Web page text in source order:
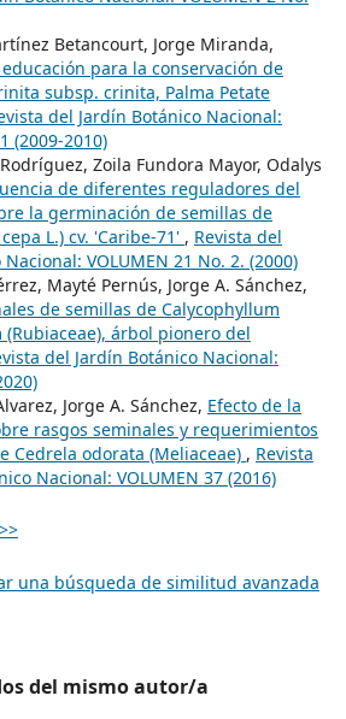
Betancourt, Jorge Miranda,
para la conservación de
subsp. crinita, Palma Petate
del Jardín Botánico Nacional:
(2009-2010)
Zoila Fundora Mayor, Odalys
de diferentes reguladores del
la germinación de semillas de
L.) cv. 'Caribe-71' , Revista del
VOLUMEN 21 No. 2. (2000)
Mayté Pernús, Jorge A. Sánchez,
de semillas de Calycophyllum
árbol pionero del
del Jardín Botánico Nacional:
Jorge A. Sánchez, Efecto de la
rasgos seminales y requerimientos
Cedrela odorata (Meliaceae) , Revista
Nacional: VOLUMEN 37 (2016)
>>
una búsqueda de similitud avanzada
del mismo autor/a